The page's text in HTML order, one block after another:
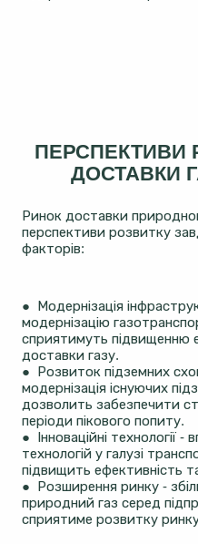
ПЕРСПЕКТИВИ
ДОСТАВКИ
Ринок доставки
перспективи розвитку
факторів:
● Модернізація
модернізацію
сприятимуть підвищенню
доставки газу.
● Розвиток підземних
модернізація існуючих
дозволить забезпечити
періоди пікового попиту.
● Інноваційні технології
технологій у галузі
підвищить ефективність
● Розширення ринку -
природний газ серед
сприятиме розвитку